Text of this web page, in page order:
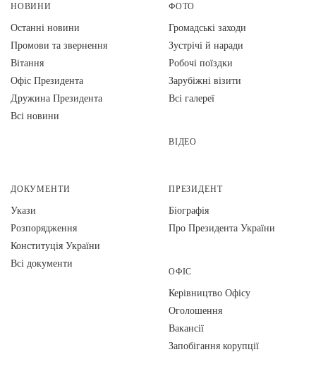
НОВИНИ
Останні новини
Промови та звернення
Вiтання
Офіс Президента
Дружина Президента
Всі новини
ФОТО
Громадські заходи
Зустрічі й наради
Робочі поїздки
Зарубіжні візити
Всі галереї
ВІДЕО
ДОКУМЕНТИ
Укази
Розпорядження
Конституція України
Всі документи
ПРЕЗИДЕНТ
Біографія
Про Президента України
ОФІС
Керівництво Офісу
Оголошення
Вакансії
Запобігання корупції